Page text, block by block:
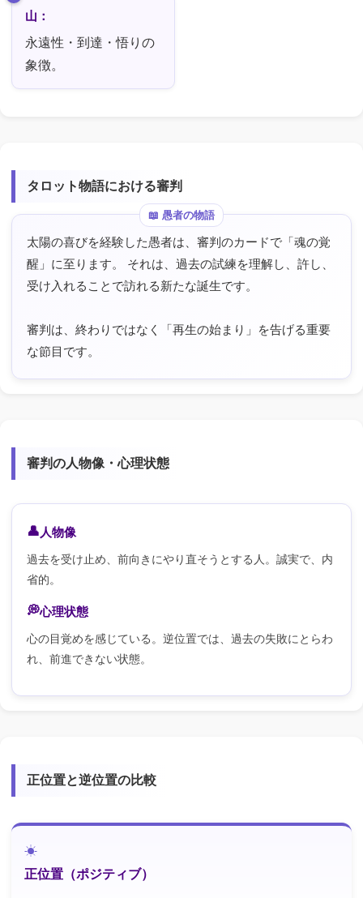
山：
永遠性・到達・悟りの
象徴。
タロット物語における審判
太陽の喜びを経験した愚者は、審判のカードで「魂の覚
醒」に至ります。 それは、過去の試練を理解し、許し、
受け入れることで訪れる新たな誕生です。
審判は、終わりではなく「再生の始まり」を告げる重要
な節目です。
審判の人物像・心理状態
人物像
過去を受け止め、前向きにやり直そうとする人。誠実で、内
省的。
心理状態
心の目覚めを感じている。逆位置では、過去の失敗にとらわ
れ、前進できない状態。
正位置と逆位置の比較
正位置（ポジティブ）